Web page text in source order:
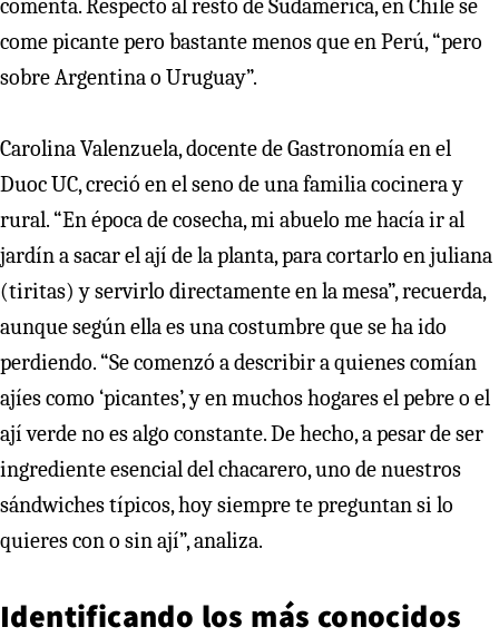
comenta. Respecto al resto de Sudamérica, en Chile se
come picante pero bastante menos que en Perú, “pero
sobre Argentina o Uruguay”.
Carolina Valenzuela, docente de Gastronomía en el
Duoc UC, creció en el seno de una familia cocinera y
rural. “En época de cosecha, mi abuelo me hacía ir al
jardín a sacar el ají de la planta, para cortarlo en juliana
(tiritas) y servirlo directamente en la mesa”, recuerda,
aunque según ella es una costumbre que se ha ido
perdiendo. “Se comenzó a describir a quienes comían
ajíes como ‘picantes’, y en muchos hogares el pebre o el
ají verde no es algo constante. De hecho, a pesar de ser
ingrediente esencial del chacarero, uno de nuestros
sándwiches típicos, hoy siempre te preguntan si lo
quieres con o sin ají”, analiza.
Identificando los más conocidos